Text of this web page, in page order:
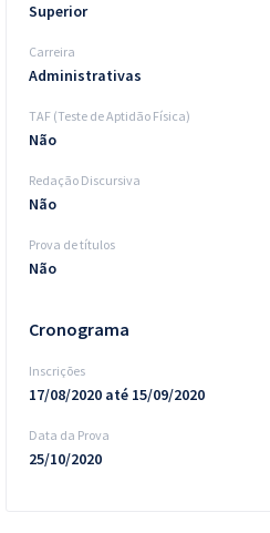
Superior
Carreira
Administrativas
TAF (Teste de Aptidão Física)
Não
Redação Discursiva
Não
Prova de títulos
Não
Cronograma
Inscrições
17/08/2020 até 15/09/2020
Data da Prova
25/10/2020